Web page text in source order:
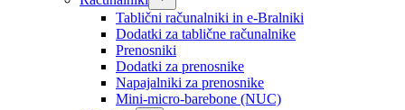
Tablični računalniki in e-Bralniki
Dodatki za tablične računalnike
Prenosniki
Dodatki za prenosnike
Napajalniki za prenosnike
Mini-micro-barebone (NUC)